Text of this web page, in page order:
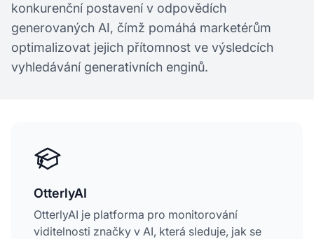
konkurenční postavení v odpovědích
generovaných AI, čímž pomáhá marketérům
optimalizovat jejich přítomnost ve výsledcích
vyhledávání generativních enginů.
OtterlyAI
OtterlyAI je platforma pro monitorování
viditelnosti značky v AI, která sleduje, jak se